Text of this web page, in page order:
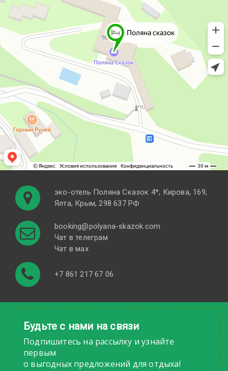
эко-отель Поляна Cказок 4*, Кирова, 169,
Ялта, Крым, 298 637 РФ
booking@polyana-skazok.com
Чат в телеграм
Чат в мах
+7 861 217 67 06
Будьте с нами на связи
Подпишитесь на рассылку и узнайте
первым
о выгодных предложений для отдыха!